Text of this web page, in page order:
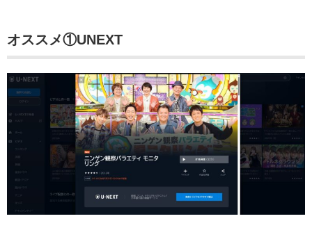
オススメ①UNEXT